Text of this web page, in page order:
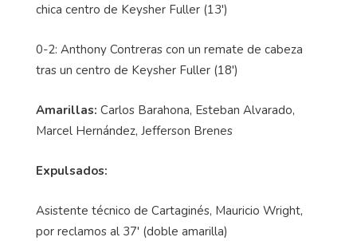
chica centro de Keysher Fuller (13')
0-2: Anthony Contreras con un remate de cabeza
tras un centro de Keysher Fuller (18')
Amarillas: Carlos Barahona, Esteban Alvarado,
Marcel Hernández, Jefferson Brenes
Expulsados:
Asistente técnico de Cartaginés, Mauricio Wright,
por reclamos al 37' (doble amarilla)